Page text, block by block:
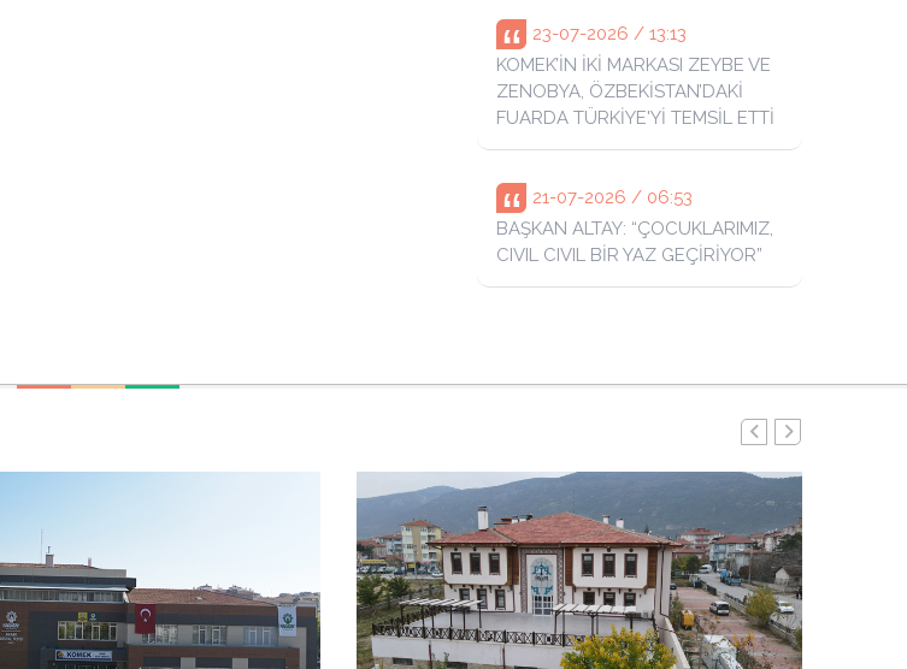
23-07-2026 / 13:13
KOMEK’İN İKİ MARKASI ZEYBE VE
ZENOBYA, ÖZBEKİSTAN’DAKİ
FUARDA TÜRKİYE'Yİ TEMSİL ETTİ
21-07-2026 / 06:53
BAŞKAN ALTAY: “ÇOCUKLARIMIZ,
CIVIL CIVIL BİR YAZ GEÇİRİYOR”